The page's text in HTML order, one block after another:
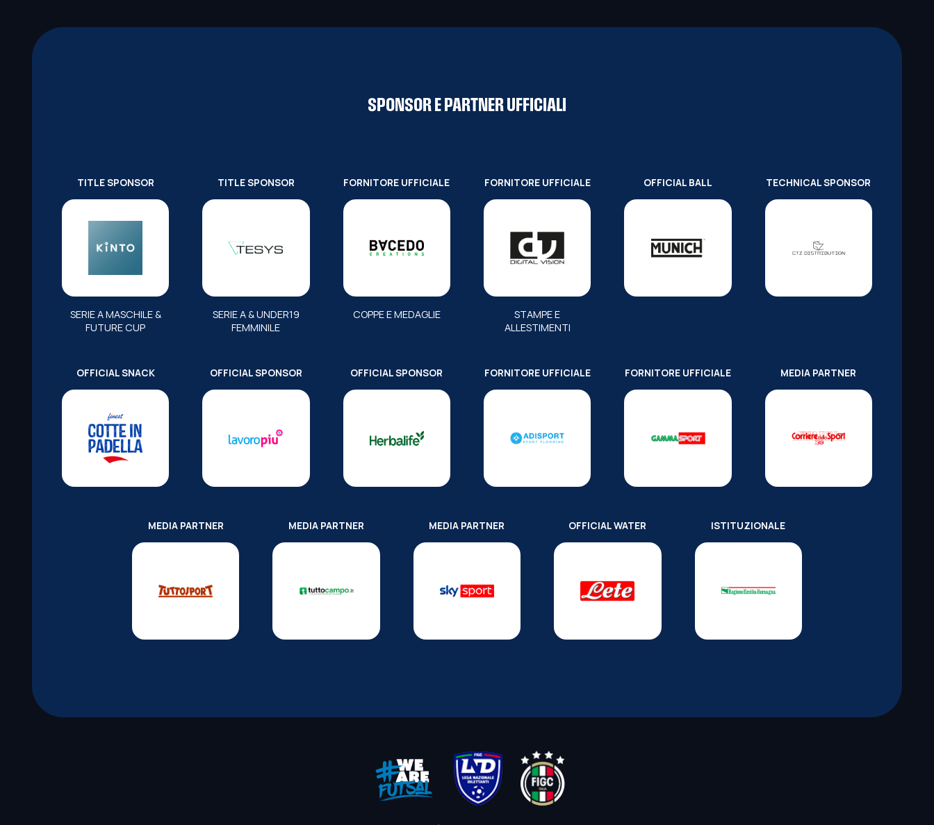
SPONSOR E PARTNER UFFICIALI
TITLE SPONSOR
SERIE A MASCHILE &
FUTURE CUP
TITLE SPONSOR
SERIE A & UNDER19
FEMMINILE
FORNITORE UFFICIALE
COPPE E MEDAGLIE
FORNITORE UFFICIALE
STAMPE E
ALLESTIMENTI
OFFICIAL BALL TECHNICAL SPONSOR
OFFICIAL SNACK OFFICIAL SPONSOR OFFICIAL SPONSOR FORNITORE UFFICIALE FORNITORE UFFICIALE MEDIA PARTNER
MEDIA PARTNER MEDIA PARTNER MEDIA PARTNER OFFICIAL WATER ISTITUZIONALE